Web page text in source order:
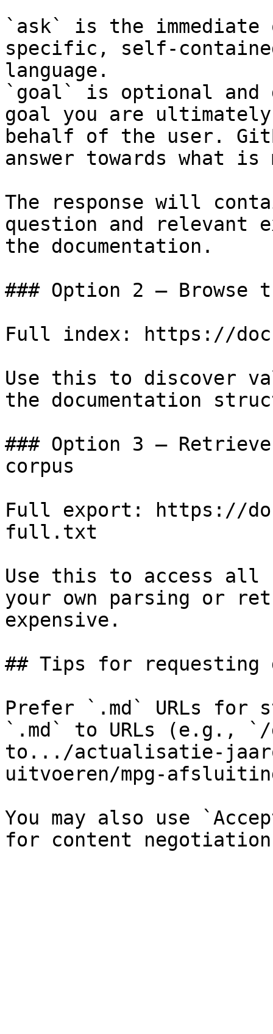
`ask` is the
specific, self-
language.
`goal` is optional and
goal you are
behalf of the user.
answer towards what
The response will
question and relevant
the documentation.
### Option 2 — Browse
Full index: https://
Use this to discover
the documentation
### Option 3 —
corpus
Full export: https://
full.txt
Use this to access all
your own parsing or
expensive.
## Tips for requesting
Prefer `.md` URLs for
`.md` to URLs (e.g., `/
to.../actualisatie-
uitvoeren/mpg-
You may also use